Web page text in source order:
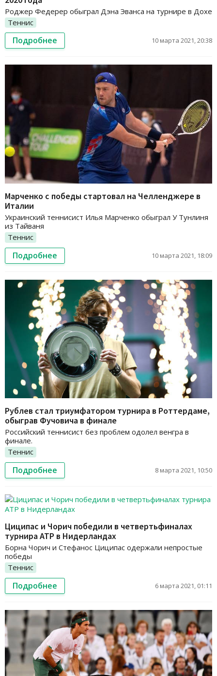
Роджер Федерер обыграл Дэна Эванса на турнире в Дохе
Теннис
Подробнее 10 марта 2021, 20:38
Марченко с победы стартовал на Челленджере в
Италии
Украинский теннисист Илья Марченко обыграл У Тунлиня
из Тайваня
Теннис
Подробнее 10 марта 2021, 18:09
Рублев стал триумфатором турнира в Роттердаме,
обыграв Фучовича в финале
Российский теннисист без проблем одолел венгра в
финале.
Теннис
Подробнее 8 марта 2021, 10:50
Циципас и Чорич победили в четвертьфиналах
турнира ATP в Нидерландах
Борна Чорич и Стефанос Циципас одержали непростые
победы
Теннис
Подробнее 6 марта 2021, 01:11